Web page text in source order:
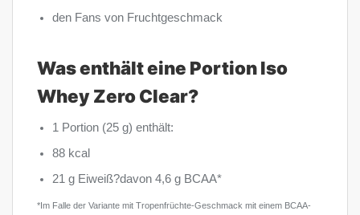
den Fans von Fruchtgeschmack
Was enthält eine Portion Iso
Whey Zero Clear?
1 Portion (25 g) enthält:
88 kcal
21 g Eiweiß?davon 4,6 g BCAA*
*Im Falle der Variante mit Tropenfrüchte-Geschmack mit einem BCAA-